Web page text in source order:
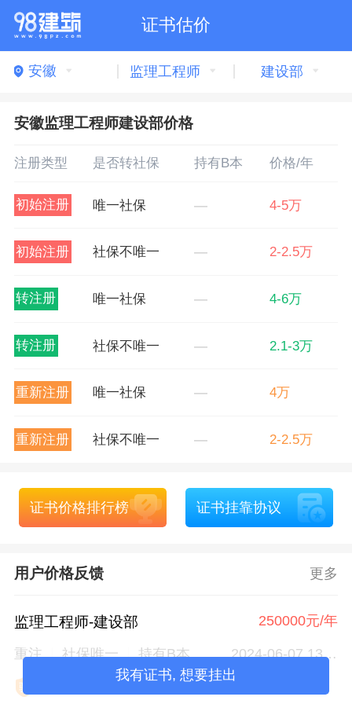
证书估价
安徽 监理工程师 建设部
安徽监理工程师建设部价格
注册类型 是否转社保 持有B本 价格/年
初始注册 唯一社保 — 4-5万
初始注册 社保不唯一 — 2-2.5万
转注册 唯一社保 — 4-6万
转注册 社保不唯一 — 2.1-3万
重新注册 唯一社保 — 4万
重新注册 社保不唯一 — 2-2.5万
证书价格排行榜 证书挂靠协议
用户价格反馈 更多
监理工程师-建设部 250000元/年
重注 社保唯一 持有B本 2024-06-07 13:14

我有证书, 想要挂出